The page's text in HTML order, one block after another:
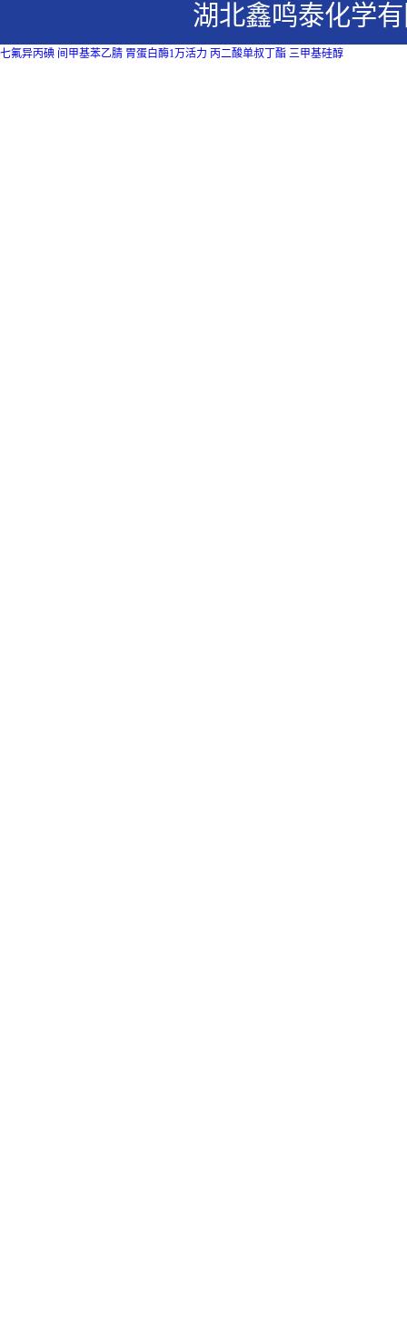
湖北鑫鸣泰化学
七氟异丙碘 间甲基苯乙腈 胃蛋白酶1万活力 丙二酸单叔丁酯 三甲基硅醇